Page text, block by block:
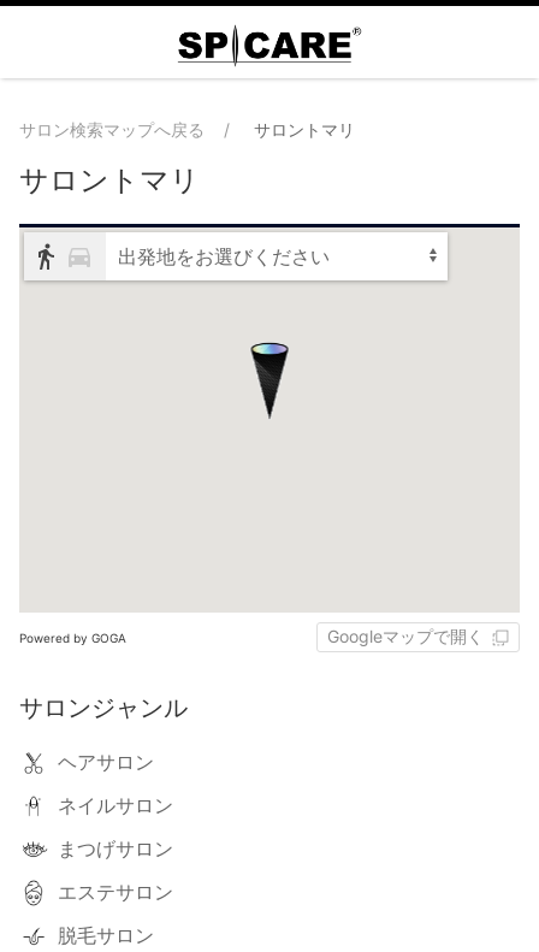
サロン検索マップへ戻る サロントマリ
サロントマリ
出発地をお選びください
Powered by GOGA Googleマップで開く
サロンジャンル
ヘアサロン
ネイルサロン
まつげサロン
エステサロン
脱毛サロン